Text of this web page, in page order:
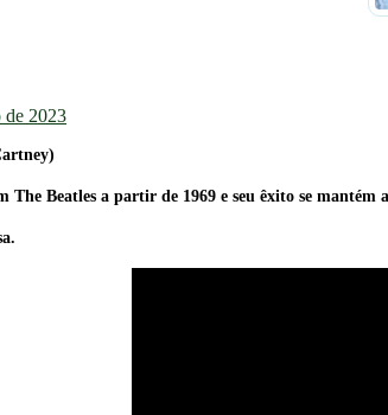
de 2023
The Beatles a partir de 1969 e seu êxito se mantém